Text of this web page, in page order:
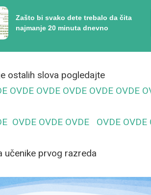
Zašto bi svako dete trebalo da čita
najmanje 20 minuta dnevno
ostalih slova pogledajte
OVDE OVDE OVDE OVDE OVDE
OVDE OVDE OVDE OVDE OVDE
učenike prvog razreda